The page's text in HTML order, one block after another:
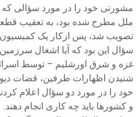
مشورتی خود را در مورد سؤالی
تصویب شد، پس ازکار یک کمیسیون
سؤال این بود که آیا اشغال
غزه و شرق اورشلیم – توسط
خود را در مورد دو سؤال اعلام
و کشورها باید چه کاری انجام دهند.